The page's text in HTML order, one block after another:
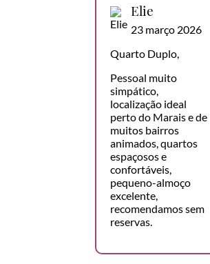
Elie
23 março 2026
Quarto Duplo,
Pessoal muito
simpático,
localização ideal
perto do Marais e de
muitos bairros
animados, quartos
espaçosos e
confortáveis,
pequeno-almoço
excelente,
recomendamos sem
reservas.